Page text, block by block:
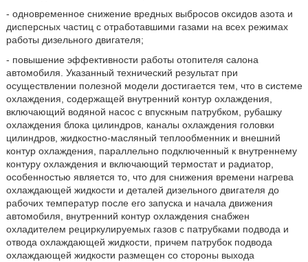
- одновременное снижение вредных выбросов оксидов азота и
дисперсных частиц с отработавшими газами на всех режимах
работы дизельного двигателя;
- повышение эффективности работы отопителя салона
автомобиля. Указанный технический результат при
осуществлении полезной модели достигается тем, что в системе
охлаждения, содержащей внутренний контур охлаждения,
включающий водяной насос с впускным патрубком, рубашку
охлаждения блока цилиндров, каналы охлаждения головки
цилиндров, жидкостно-масляный теплообменник и внешний
контур охлаждения, параллельно подключенный к внутреннему
контуру охлаждения и включающий термостат и радиатор,
особенностью является то, что для снижения времени нагрева
охлаждающей жидкости и деталей дизельного двигателя до
рабочих температур после его запуска и начала движения
автомобиля, внутренний контур охлаждения снабжен
охладителем рециркулируемых газов с патрубками подвода и
отвода охлаждающей жидкости, причем патрубок подвода
охлаждающей жидкости размещен со стороны выхода